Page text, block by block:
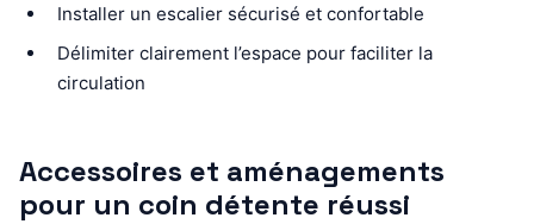
Installer un escalier sécurisé et confortable
Délimiter clairement l’espace pour faciliter la
circulation
Accessoires et aménagements
pour un coin détente réussi